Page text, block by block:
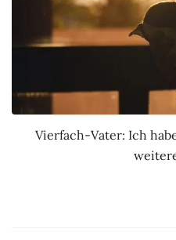
Vierfach-Vater: Ich